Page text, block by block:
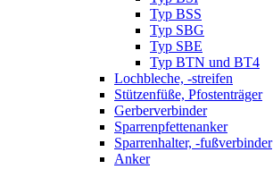
Typ BSS
Typ SBG
Typ SBE
Typ BTN und BT4
Lochbleche, -streifen
Stützenfüße, Pfostenträger
Gerberverbinder
Sparrenpfettenanker
Sparrenhalter, -fußverbinder
Anker